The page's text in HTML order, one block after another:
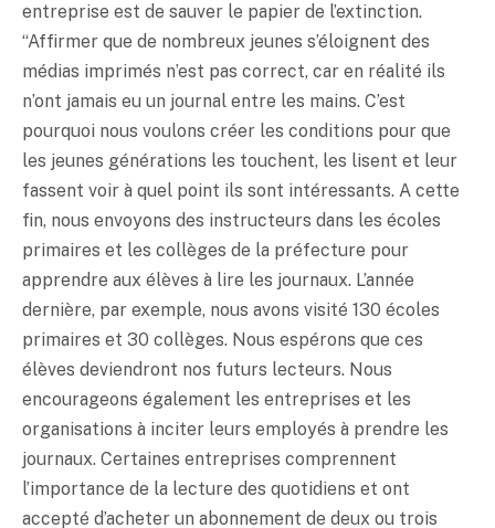
entreprise est de sauver le papier de l’extinction.
“Affirmer que de nombreux jeunes s’éloignent des
médias imprimés n’est pas correct, car en réalité ils
n’ont jamais eu un journal entre les mains. C’est
pourquoi nous voulons créer les conditions pour que
les jeunes générations les touchent, les lisent et leur
fassent voir à quel point ils sont intéressants. A cette
fin, nous envoyons des instructeurs dans les écoles
primaires et les collèges de la préfecture pour
apprendre aux élèves à lire les journaux. L’année
dernière, par exemple, nous avons visité 130 écoles
primaires et 30 collèges. Nous espérons que ces
élèves deviendront nos futurs lecteurs. Nous
encourageons également les entreprises et les
organisations à inciter leurs employés à prendre les
journaux. Certaines entreprises comprennent
l’importance de la lecture des quotidiens et ont
accepté d’acheter un abonnement de deux ou trois